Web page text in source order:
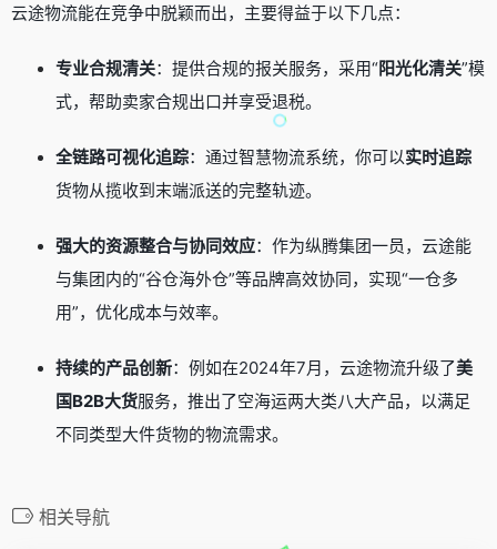
云途物流能在竞争中脱颖而出，主要得益于以下几点：
专业合规清关：提供合规的报关服务，采用“阳光化清关”模
式，帮助卖家合规出口并享受退税。
全链路可视化追踪：通过智慧物流系统，你可以实时追踪
货物从揽收到末端派送的完整轨迹。
强大的资源整合与协同效应：作为纵腾集团一员，云途能
与集团内的“谷仓海外仓”等品牌高效协同，实现“一仓多
用”，优化成本与效率。
持续的产品创新：例如在2024年7月，云途物流升级了美
国B2B大货服务，推出了空海运两大类八大产品，以满足
不同类型大件货物的物流需求。
相关导航